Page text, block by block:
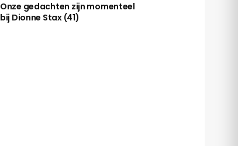
Onze gedachten zijn momenteel
bij Dionne Stax (41)